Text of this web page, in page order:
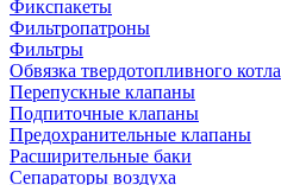
Фикспакеты
Фильтропатроны
Фильтры
Обвязка твердотопливного котла
Перепускные клапаны
Подпиточные клапаны
Предохранительные клапаны
Расширительные баки
Сепараторы воздуха